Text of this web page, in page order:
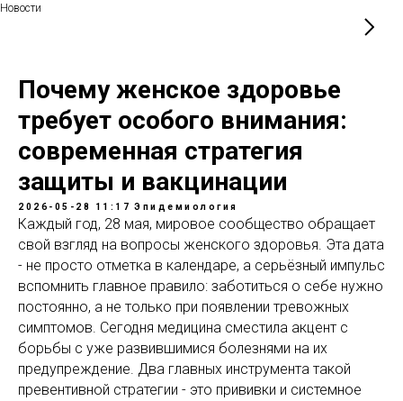
Новости
Почему женское здоровье
требует особого внимания:
современная стратегия
защиты и вакцинации
2026-05-28 11:17 Эпидемиология
Каждый год, 28 мая, мировое сообщество обращает
свой взгляд на вопросы женского здоровья. Эта дата
- не просто отметка в календаре, а серьёзный импульс
вспомнить главное правило: заботиться о себе нужно
постоянно, а не только при появлении тревожных
симптомов. Сегодня медицина сместила акцент с
борьбы с уже развившимися болезнями на их
предупреждение. Два главных инструмента такой
превентивной стратегии - это прививки и системное